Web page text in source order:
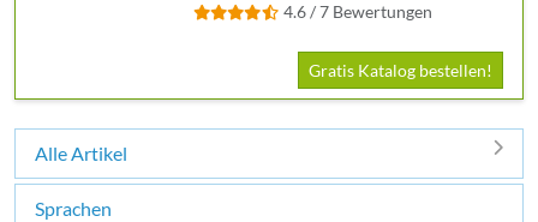
Alle Artikel
Sprachen
4.6 / 7 Bewertungen
Gratis Katalog bestellen!